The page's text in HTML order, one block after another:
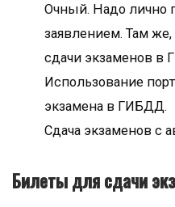
Очный. Надо лично
заявлением. Там
сдачи экзаменов в
Использование
экзамена в ГИБДД.
Сдача экзаменов с
Билеты для сдачи